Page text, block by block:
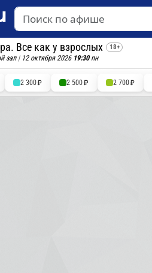
Все как у взрослых 18+
зал| 12 октября 2026 19:30пн
2 300 2 500 2 700